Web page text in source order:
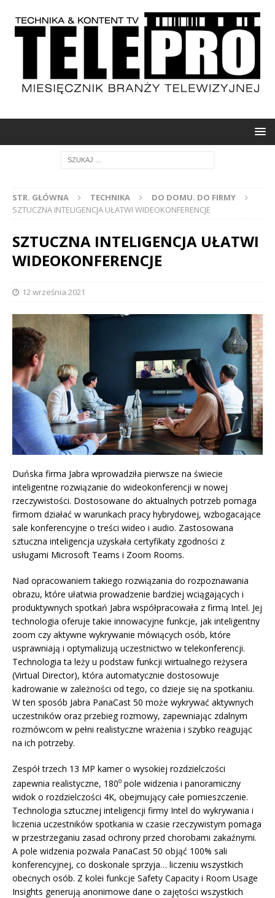
STR. GŁÓWNA TECHNIKA
DO DOMU. DO FIRMY
SZTUCZNA INTELIGENCJA UŁATWI WIDEOKONFERENCJE
SZTUCZNA INTELIGENCJA UŁATWI
WIDEOKONFERENCJE
12 września 2021
Duńska firma Jabra wprowadziła pierwsze na świecie
inteligentne rozwiązanie do wideokonferencji w nowej
rzeczywistości. Dostosowane do aktualnych potrzeb pomaga
firmom działać w warunkach pracy hybrydowej, wzbogacające
sale konferencyjne o treści wideo i audio. Zastosowana
sztuczna inteligencja uzyskała certyfikaty zgodności z
usługami Microsoft Teams i Zoom Rooms.
Nad opracowaniem takiego rozwiązania do rozpoznawania
obrazu, które ułatwia prowadzenie bardziej wciągających i
produktywnych spotkań Jabra współpracowała z firmą Intel. Jej
technologia oferuje takie innowacyjne funkcje, jak inteligentny
zoom czy aktywne wykrywanie mówiących osób, które
usprawniają i optymalizują uczestnictwo w telekonferencji.
Technologia ta leży u podstaw funkcji wirtualnego reżysera
(Virtual Director), która automatycznie dostosowuje
kadrowanie w zależności od tego, co dzieje się na spotkaniu.
W ten sposób Jabra PanaCast 50 może wykrywać aktywnych
uczestników oraz przebieg rozmowy, zapewniając zdalnym
rozmówcom w pełni realistyczne wrażenia i szybko reagując
na ich potrzeby.
Zespół trzech 13 MP kamer o wysokiej rozdzielczości
zapewnia realistyczne, 180o pole widzenia i panoramiczny
widok o rozdzielczości 4K, obejmujący całe pomieszczenie.
Technologia sztucznej inteligencji firmy Intel do wykrywania i
liczenia uczestników spotkania w czasie rzeczywistym pomaga
w przestrzeganiu zasad ochrony przed chorobami zakaźnymi.
A pole widzenia pozwala PanaCast 50 objąć 100% sali
konferencyjnej, co doskonale sprzyja… liczeniu wszystkich
obecnych osób. Z kolei funkcje Safety Capacity i Room Usage
Insights generują anonimowe dane o zajętości wszystkich